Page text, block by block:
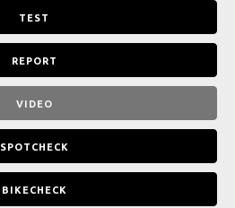
TEST
REPORT
VIDEO
SPOTCHECK
BIKECHECK